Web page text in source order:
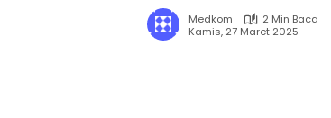
Medkom
2 Min Baca
Kamis, 27 Maret 2025